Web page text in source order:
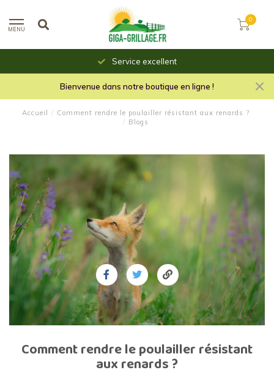
MENU
0
Service excellent
Bienvenue dans notre boutique en ligne !
Accueil / Comment rendre le poulailler résistant aux renards ?
/ Blogs
Comment rendre le poulailler résistant
aux renards ?